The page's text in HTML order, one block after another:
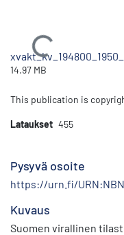
Ladataan...
14.97 MB
This publication is
Lataukset 455
Pysyvä osoite
https://urn.fi/
Kuvaus
Suomen virallinen